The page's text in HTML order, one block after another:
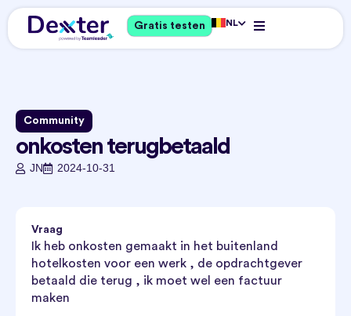
Gratis testen NL
Community
onkosten terugbetaald
JN 2024-10-31
Vraag
Ik heb onkosten gemaakt in het buitenland
hotelkosten voor een werk , de opdrachtgever
betaald die terug , ik moet wel een factuur
maken